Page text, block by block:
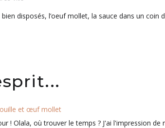
disposés, l’oeuf mollet, la sauce dans un coin
et œuf mollet
! Olala, où trouver le temps ? J'ai l'impression de